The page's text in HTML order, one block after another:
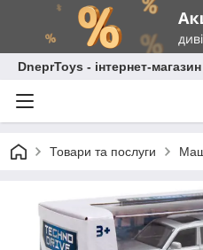
DneprToys - інтернет-
Товари та послуги